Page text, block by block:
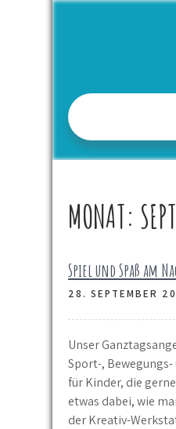
MONAT:
Spiel und Spaß am
28. SEPTEMBER
Unser
Sport-,
für Kinder, die
etwas dabei, wie
der Kreativ-